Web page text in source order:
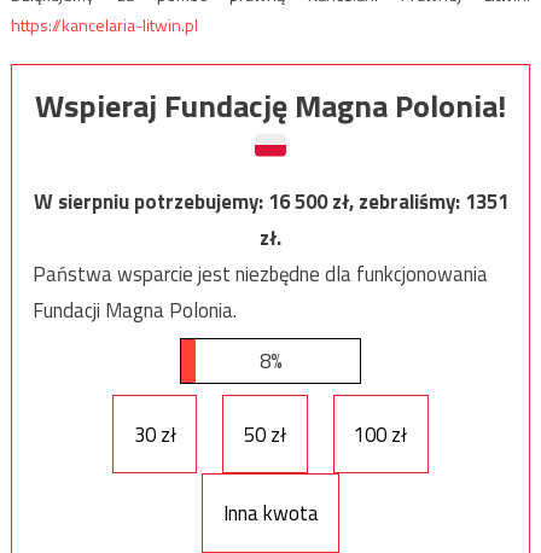
https://kancelaria-litwin.pl
Wspieraj Fundację Magna Polonia!
W sierpniu potrzebujemy:16 500zł, zebraliśmy:1351
zł.
Państwa wsparcie jest niezbędne dla funkcjonowania
Fundacji Magna Polonia.
8%
30 zł 50 zł 100 zł
Inna kwota